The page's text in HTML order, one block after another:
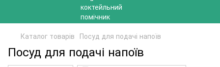
Каталог товарів Посуд для подачі напоїв
Посуд для подачі напоїв